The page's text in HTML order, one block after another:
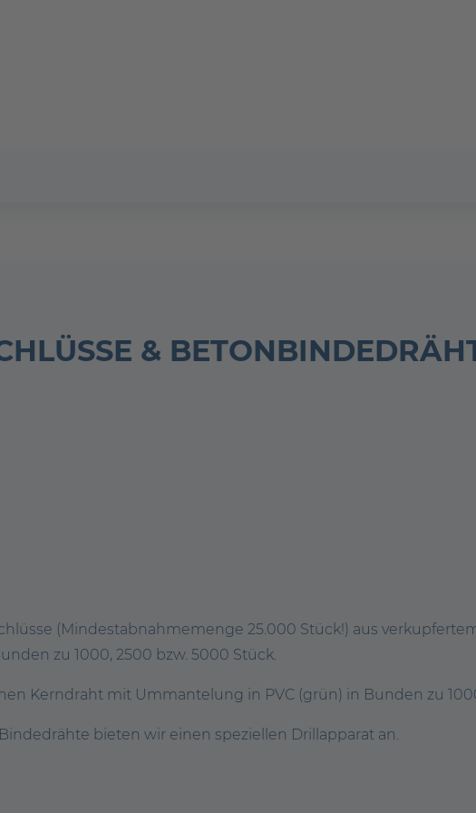
&
(Mindestabnahmemenge 25.000 Stück!) aus
zu 1000, 2500 bzw. 5000 Stück.
Kerndraht mit Ummantelung in PVC (grün) in Bunden zu
bieten wir einen speziellen Drillapparat an.